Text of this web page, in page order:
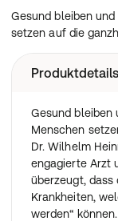
Gesund bleiben
setzen auf die
Produktdetails
Gesund bleiben
Menschen
Dr. Wilhelm
engagierte Arzt
überzeugt, dass
Krankheiten,
werden“